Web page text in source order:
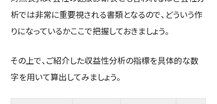
析では非常に重要視される書類となるので、どういう作
りになっているかここで把握しておきましょう。
その上で、ご紹介した収益性分析の指標を具体的な数
字を用いて算出してみましょう。